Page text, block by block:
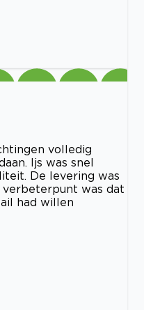
volledig
Ijs was snel
De levering was
was dat
had willen